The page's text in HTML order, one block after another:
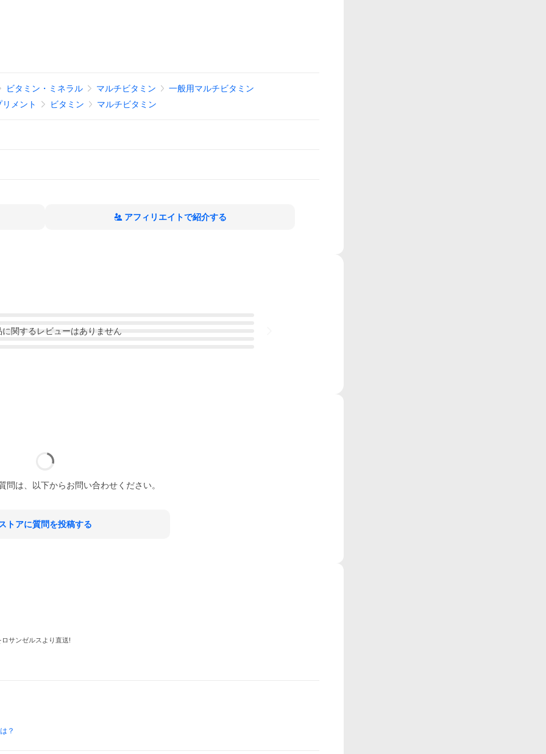
ビタミン・ミネラル マルチビタミン
一般用マルチビタミン
リメント ビタミン マルチビタミン
アフィリエイトで紹介する
に関するレビューはありません
問は、以下からお問い合わせください。
ストアに質問を投稿する
サンゼルスより直送!
？